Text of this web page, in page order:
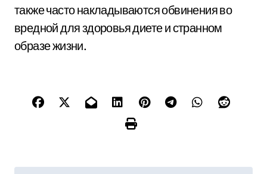
также часто накладываются обвинения во
вредной для здоровья диете и странном
образе жизни.